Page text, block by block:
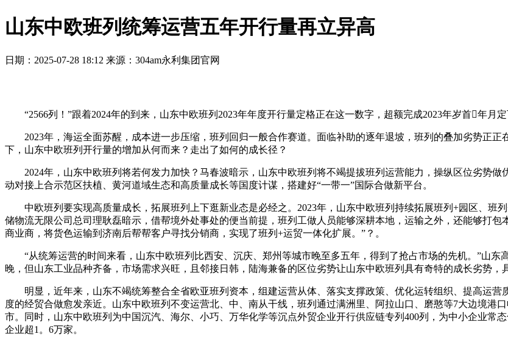
山东中欧班列统筹运营五年开行量再立异高
日期：2025-07-28 18:12 来源：304am永利集团官网
“2566列！”跟着2024年的到来，山东中欧班列2023年年度开行量定格正在这一数字，超额完成2023年岁首年月
2023年，海运全面苏醒，成本进一步压缩，班列回归一般合作赛道。面临补助的逐年退坡，班列的叠加劣势正正
下，山东中欧班列开行量的增加从何而来？走出了如何的成长径？
2024年，山东中欧班列将若何发力加快？马春波暗示，山东中欧班列将不竭提拔班列运营能力，操纵区位劣势做
动对接上合示范区扶植、黄河道域生态和高质量成长等国度计谋，搭建好“一带一”国际合做新平台。
中欧班列要实现高质量成长，拓展班列上下逛新业态是必经之。2023年，山东中欧班列持续拓展班列+园区、班
储物流无限公司总司理耿磊暗示，借帮境外处事处的便当前提，班列工做人员能够深耕本地，运输之外，还能够打
商业商，将货色运输到济南后帮帮客户寻找分销商，实现了班列+运贸一体化扩展。”？。
“从统筹运营的时间来看，山东中欧班列比西安、沉庆、郑州等城市晚至多五年，得到了抢占市场的先机。”山东
晚，但山东工业品种齐备，市场需求兴旺，且邻接日韩，陆海兼备的区位劣势让山东中欧班列具有奇特的成长劣势，
明显，近年来，山东不竭统筹整合全省欧亚班列资本，组建运营从体、落实支撑政策、优化运转组织、提高运营
度的经贸合做愈发亲近。山东中欧班列不变运营北、中、南从干线，班列通过满洲里、阿拉山口、磨憨等7大边境港
市。同时，山东中欧班列为中国沉汽、海尔、小巧、万华化学等沉点外贸企业开行供应链专列400列，为中小企业常
企业超1。6万家。